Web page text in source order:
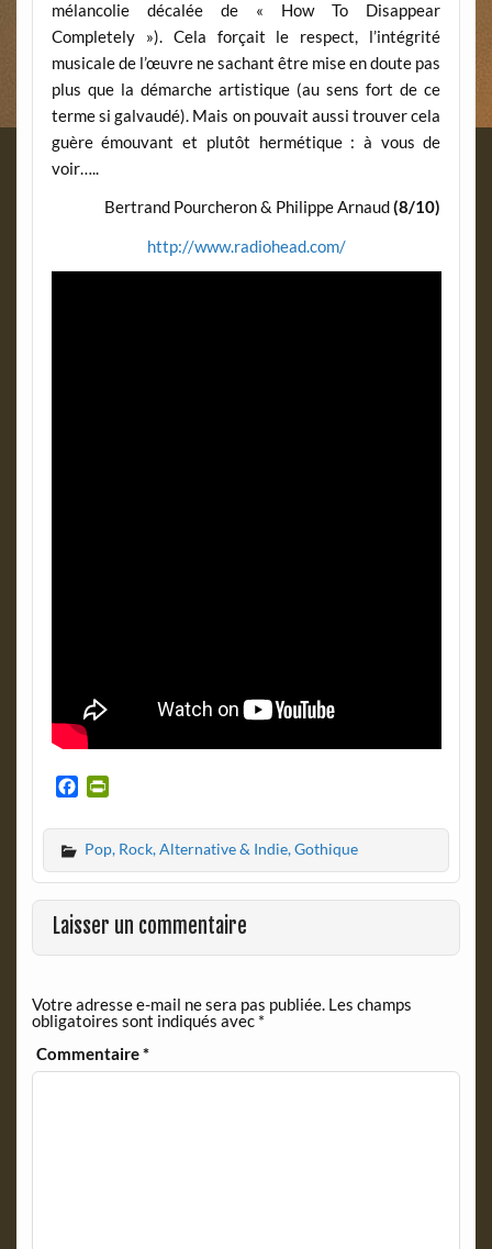
mélancolie décalée de « How To Disappear
Completely »). Cela forçait le respect, l’intégrité
musicale de l’œuvre ne sachant être mise en doute pas
plus que la démarche artistique (au sens fort de ce
terme si galvaudé). Mais on pouvait aussi trouver cela
guère émouvant et plutôt hermétique : à vous de
voir…..
Bertrand Pourcheron & Philippe Arnaud(8/10)
http://www.radiohead.com/
c
e
b
o
o
k
i
n
t
F
r
e
d
l
y
Pop, Rock, Alternative & Indie, Gothique
Laisser un commentaire
Votre adresse e-mail ne sera pas publiée. Les champs
obligatoires sont indiqués avec *
Commentaire*